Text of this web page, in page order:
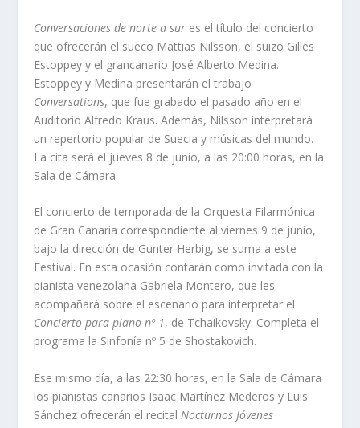
Conversaciones de norte a sur es el título del concierto
que ofrecerán el sueco Mattias Nilsson, el suizo Gilles
Estoppey y el grancanario José Alberto Medina.
Estoppey y Medina presentarán el trabajo
Conversations, que fue grabado el pasado año en el
Auditorio Alfredo Kraus. Además, Nilsson interpretará
un repertorio popular de Suecia y músicas del mundo.
La cita será el jueves 8 de junio, a las 20:00 horas, en la
Sala de Cámara.
El concierto de temporada de la Orquesta Filarmónica
de Gran Canaria correspondiente al viernes 9 de junio,
bajo la dirección de Gunter Herbig, se suma a este
Festival. En esta ocasión contarán como invitada con la
pianista venezolana Gabriela Montero, que les
acompañará sobre el escenario para interpretar el
Concierto para piano nº 1, de Tchaikovsky. Completa el
programa la Sinfonía nº 5 de Shostakovich.
Ese mismo día, a las 22:30 horas, en la Sala de Cámara
los pianistas canarios Isaac Martínez Mederos y Luis
Sánchez ofrecerán el recitalNocturnos Jóvenes